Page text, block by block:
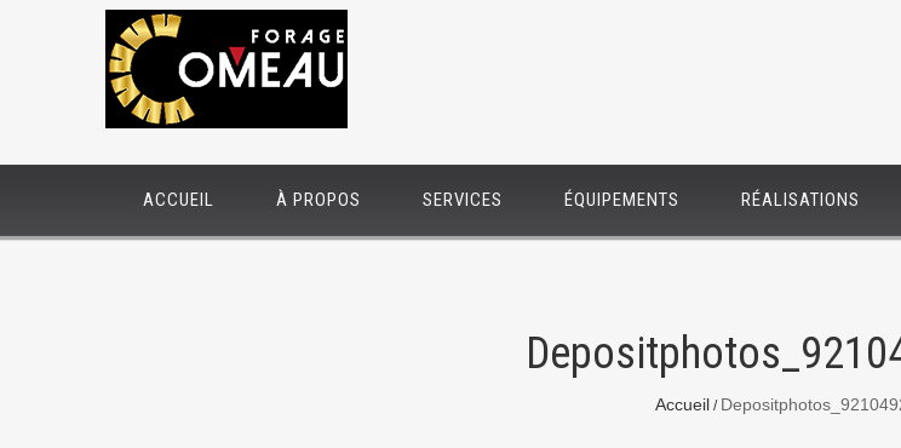
ACCUEIL À PROPOS SERVICES ÉQUIPEMENTS RÉALISATIONS
Accueil